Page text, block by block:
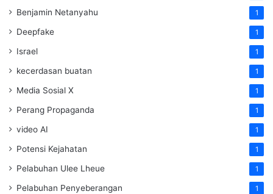
Benjamin Netanyahu 1
Deepfake 1
Israel 1
kecerdasan buatan 1
Media Sosial X 1
Perang Propaganda 1
video AI 1
Potensi Kejahatan 1
Pelabuhan Ulee Lheue 1
Pelabuhan Penyeberangan 1